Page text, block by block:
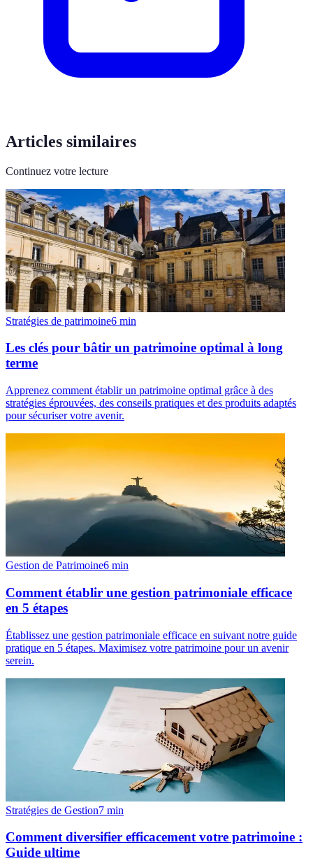
Articles similaires
Continuez votre lecture
Stratégies de patrimoine6 min
Les clés pour bâtir un patrimoine optimal à long
terme
Apprenez comment établir un patrimoine optimal grâce à des
stratégies éprouvées, des conseils pratiques et des produits adaptés
pour sécuriser votre avenir.
Gestion de Patrimoine6 min
Comment établir une gestion patrimoniale efficace
en 5 étapes
Établissez une gestion patrimoniale efficace en suivant notre guide
pratique en 5 étapes. Maximisez votre patrimoine pour un avenir
serein.
Stratégies de Gestion7 min
Comment diversifier efficacement votre patrimoine :
Guide ultime